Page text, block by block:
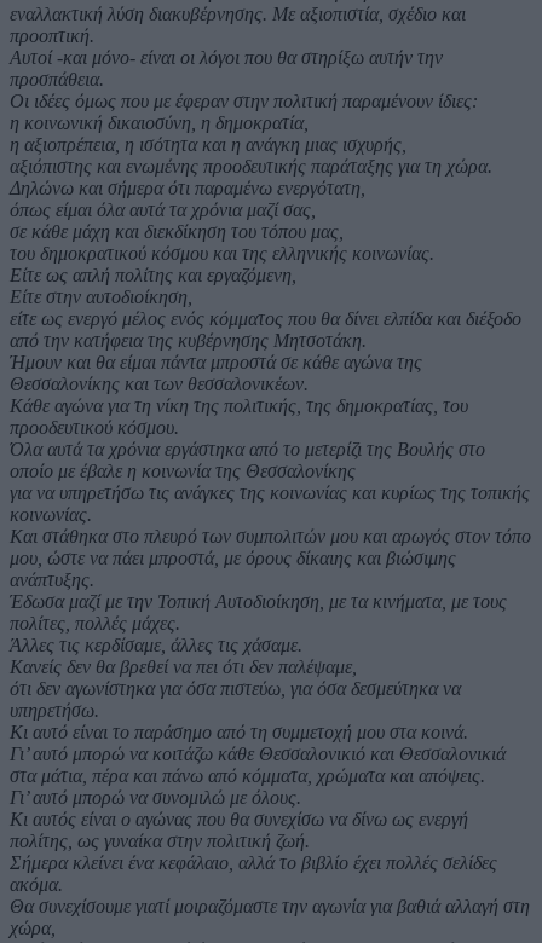
εναλλακτική λύση διακυβέρνησης. Με αξιοπιστία, σχέδιο και
προοπτική.
Αυτοί -και μόνο- είναι οι λόγοι που θα στηρίξω αυτήν την
προσπάθεια.
Οι ιδέες όμως που με έφεραν στην πολιτική παραμένουν ίδιες:
η κοινωνική δικαιοσύνη, η δημοκρατία,
η αξιοπρέπεια, η ισότητα και η ανάγκη μιας ισχυρής,
αξιόπιστης και ενωμένης προοδευτικής παράταξης για τη χώρα.
Δηλώνω και σήμερα ότι παραμένω ενεργότατη,
όπως είμαι όλα αυτά τα χρόνια μαζί σας,
σε κάθε μάχη και διεκδίκηση του τόπου μας,
του δημοκρατικού κόσμου και της ελληνικής κοινωνίας.
Είτε ως απλή πολίτης και εργαζόμενη,
Είτε στην αυτοδιοίκηση,
είτε ως ενεργό μέλος ενός κόμματος που θα δίνει ελπίδα και διέξοδο
από την κατήφεια της κυβέρνησης Μητσοτάκη.
Ήμουν και θα είμαι πάντα μπροστά σε κάθε αγώνα της
Θεσσαλονίκης και των θεσσαλονικέων.
Κάθε αγώνα για τη νίκη της πολιτικής, της δημοκρατίας, του
προοδευτικού κόσμου.
Όλα αυτά τα χρόνια εργάστηκα από το μετερίζι της Βουλής στο
οποίο με έβαλε η κοινωνία της Θεσσαλονίκης
για να υπηρετήσω τις ανάγκες της κοινωνίας και κυρίως της τοπικής
κοινωνίας.
Και στάθηκα στο πλευρό των συμπολιτών μου και αρωγός στον τόπο
μου, ώστε να πάει μπροστά, με όρους δίκαιης και βιώσιμης
ανάπτυξης.
Έδωσα μαζί με την Τοπική Αυτοδιοίκηση, με τα κινήματα, με τους
πολίτες, πολλές μάχες.
Άλλες τις κερδίσαμε, άλλες τις χάσαμε.
Κανείς δεν θα βρεθεί να πει ότι δεν παλέψαμε,
ότι δεν αγωνίστηκα για όσα πιστεύω, για όσα δεσμεύτηκα να
υπηρετήσω.
Κι αυτό είναι το παράσημο από τη συμμετοχή μου στα κοινά.
Γι’ αυτό μπορώ να κοιτάζω κάθε Θεσσαλονικιό και Θεσσαλονικιά
στα μάτια, πέρα και πάνω από κόμματα, χρώματα και απόψεις.
Γι’ αυτό μπορώ να συνομιλώ με όλους.
Κι αυτός είναι ο αγώνας που θα συνεχίσω να δίνω ως ενεργή
πολίτης, ως γυναίκα στην πολιτική ζωή.
Σήμερα κλείνει ένα κεφάλαιο, αλλά το βιβλίο έχει πολλές σελίδες
ακόμα.
Θα συνεχίσουμε γιατί μοιραζόμαστε την αγωνία για βαθιά αλλαγή στη
χώρα,